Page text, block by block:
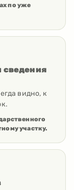
по уже
сведения
видно, к
участку.